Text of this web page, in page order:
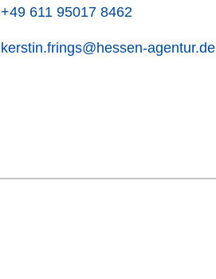
+49 611 95017 8462
kerstin.frings@hessen-agentur.de